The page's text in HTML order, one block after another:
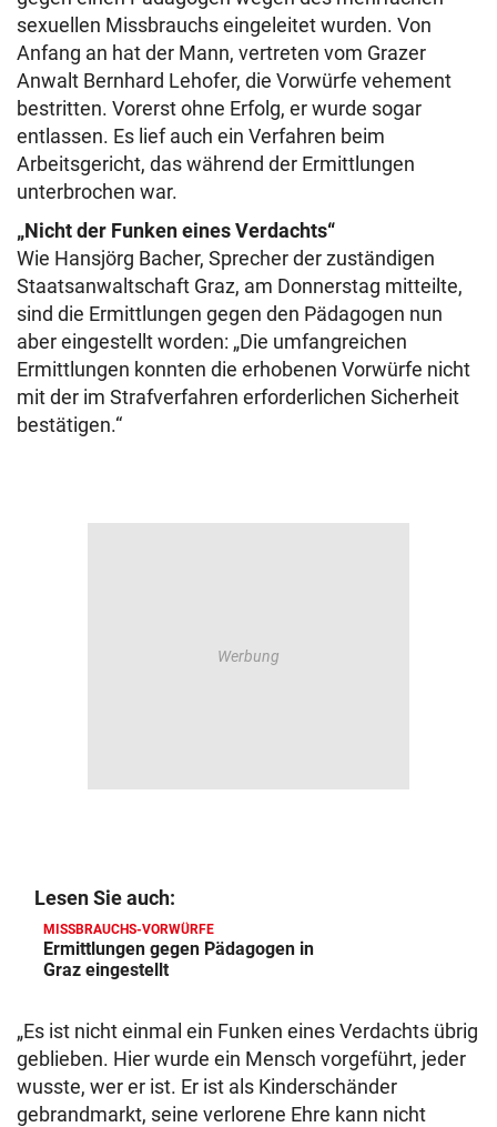
sexuellen Missbrauchs eingeleitet wurden. Von
Anfang an hat der Mann, vertreten vom Grazer
Anwalt Bernhard Lehofer, die Vorwürfe vehement
bestritten. Vorerst ohne Erfolg, er wurde sogar
entlassen. Es lief auch ein Verfahren beim
Arbeitsgericht, das während der Ermittlungen
unterbrochen war.
„Nicht der Funken eines Verdachts“
Wie Hansjörg Bacher, Sprecher der zuständigen
Staatsanwaltschaft Graz, am Donnerstag mitteilte,
sind die Ermittlungen gegen den Pädagogen nun
aber eingestellt worden: „Die umfangreichen
Ermittlungen konnten die erhobenen Vorwürfe nicht
mit der im Strafverfahren erforderlichen Sicherheit
bestätigen.“
Lesen Sie auch:
MISSBRAUCHS-VORWÜRFE
Ermittlungen gegen Pädagogen in
Graz eingestellt
„Es ist nicht einmal ein Funken eines Verdachts übrig
geblieben. Hier wurde ein Mensch vorgeführt, jeder
wusste, wer er ist. Er ist als Kinderschänder
gebrandmarkt, seine verlorene Ehre kann nicht